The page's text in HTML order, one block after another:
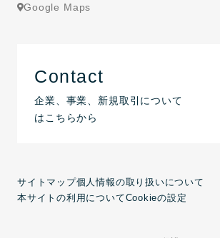
サイトマップ個人情報の取り扱いについて
本サイトの利用についてCookieの設定
Google Maps
Contact
企業、事業、新規取引について
はこちらから